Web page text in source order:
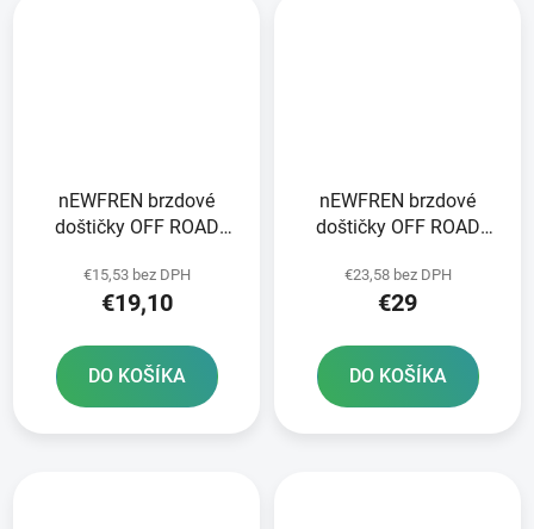
nEWFREN brzdové
doštičky OFF ROAD
balení
€15,53 bez DPH
€19,10
DO KOŠÍKA
nEWFREN brzdové
doštičky OFF ROAD
balení
€23,58 bez DPH
€29
DO KOŠÍKA